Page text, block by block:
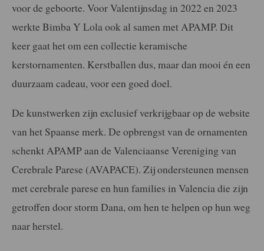
voor de geboorte. Voor Valentijnsdag in 2022 en 2023
werkte Bimba Y Lola ook al samen met APAMP. Dit
keer gaat het om een collectie keramische
kerstornamenten. Kerstballen dus, maar dan mooi én een
duurzaam cadeau, voor een goed doel.
De kunstwerken zijn exclusief verkrijgbaar op de website
van het Spaanse merk. De opbrengst van de ornamenten
schenkt APAMP aan de Valenciaanse Vereniging van
Cerebrale Parese (AVAPACE). Zij ondersteunen mensen
met cerebrale parese en hun families in Valencia die zijn
getroffen door storm Dana, om hen te helpen op hun weg
naar herstel.